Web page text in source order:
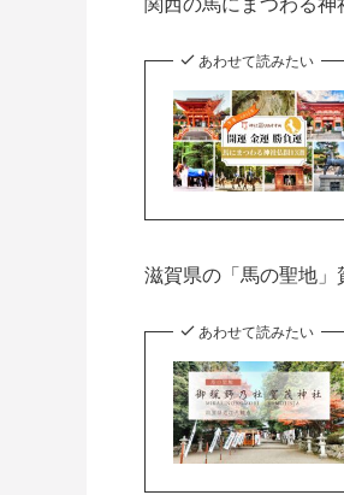
あわせて読みたい
滋賀県の「馬の聖地」
あわせて読みたい